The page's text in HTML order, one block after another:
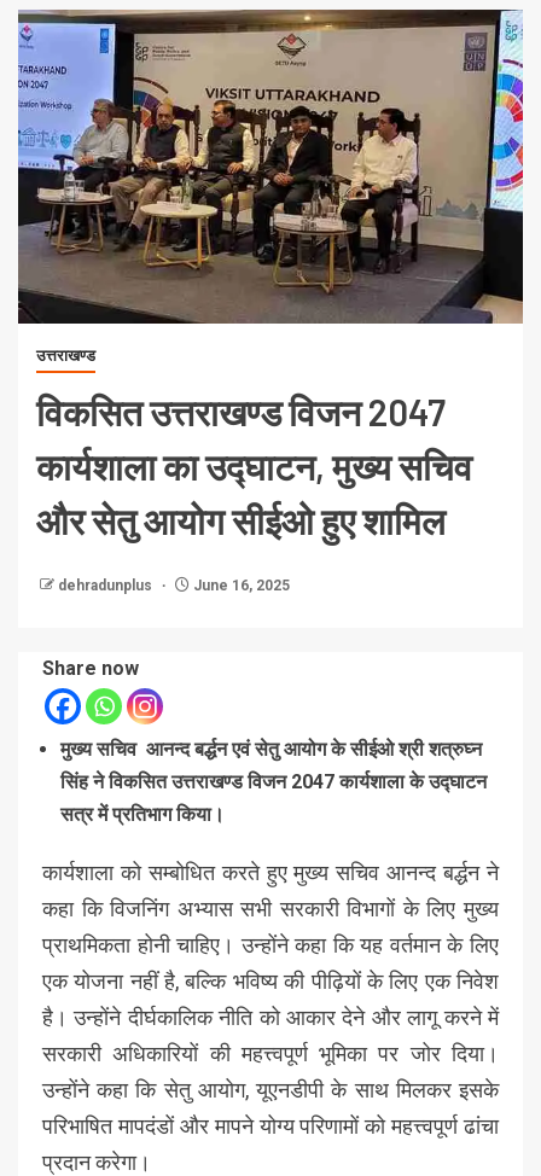
उत्तराखण्ड
विकसित उत्तराखण्ड विजन 2047
कार्यशाला का उद्घाटन, मुख्य सचिव
और सेतु आयोग सीईओ हुए शामिल
dehradunplus June 16, 2025
Share now
मुख्य सचिव आनन्द बर्द्धन एवं सेतु आयोग के सीईओ श्री शत्रुघ्न
सिंह ने विकसित उत्तराखण्ड विजन 2047 कार्यशाला के उद्घाटन
सत्र में प्रतिभाग किया।
कार्यशाला को सम्बोधित करते हुए मुख्य सचिव आनन्द बर्द्धन ने
कहा कि विजनिंग अभ्यास सभी सरकारी विभागों के लिए मुख्य
प्राथमिकता होनी चाहिए। उन्होंने कहा कि यह वर्तमान के लिए
एक योजना नहीं है, बल्कि भविष्य की पीढ़ियों के लिए एक निवेश
है। उन्होंने दीर्घकालिक नीति को आकार देने और लागू करने में
सरकारी अधिकारियों की महत्त्वपूर्ण भूमिका पर जोर दिया।
उन्होंने कहा कि सेतु आयोग, यूएनडीपी के साथ मिलकर इसके
परिभाषित मापदंडों और मापने योग्य परिणामों को महत्त्वपूर्ण ढांचा
प्रदान करेगा।